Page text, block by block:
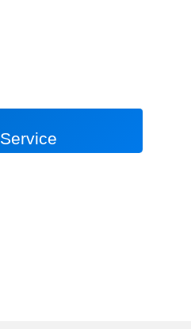
Service